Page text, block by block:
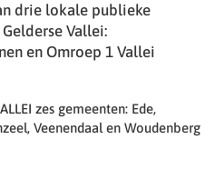
drie lokale publieke
Vallei:
en Omroep 1 Vallei
zes gemeenten: Ede,
Veenendaal en Woudenberg